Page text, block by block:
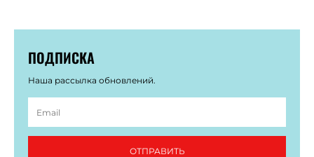
ПОДПИСКА
Наша рассылка обновлений.
ОТПРАВИТЬ